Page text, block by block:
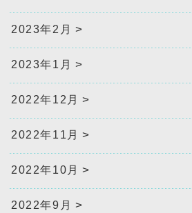
2023年2月
2023年1月
2022年12月
2022年11月
2022年10月
2022年9月